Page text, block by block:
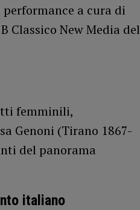
performance a cura di
Classico New Media del
femminili,
Genoni (Tirano 1867-
del panorama
italiano